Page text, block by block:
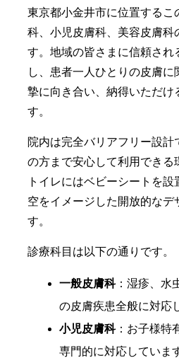
東京都小金井市に位置するこ
科、小児皮膚科、美容皮膚科
す。地域の皆さまに信頼され
し、患者一人ひとりの皮膚
摯に向き合い、納得いただけ
す。
院内は完全バリアフリー設計
の方まで安心して利用できる
トイレにはベビーシートを
空をイメージした開放的なデ
す。
診療科目は以下の通りです。
一般皮膚科：湿疹、水
の皮膚疾患全般に対応
小児皮膚科：お子様特
専門的に対応していま